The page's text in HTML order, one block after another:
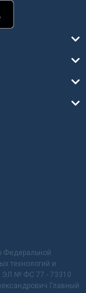
Федеральной
технологий и
ЭЛ № ФС 77 - 73310
Главный